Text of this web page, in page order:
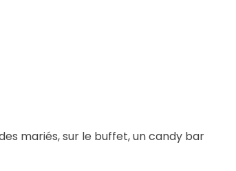
mariés, sur le buffet, un candy bar